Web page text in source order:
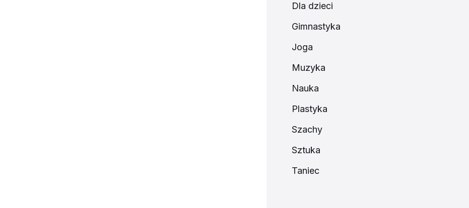
Dla dzieci
Gimnastyka
Joga
Muzyka
Nauka
Plastyka
Szachy
Sztuka
Taniec